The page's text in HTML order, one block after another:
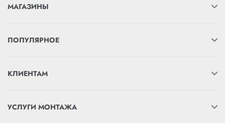
МАГАЗИНЫ
ПОПУЛЯРНОЕ
КЛИЕНТАМ
УСЛУГИ МОНТАЖА